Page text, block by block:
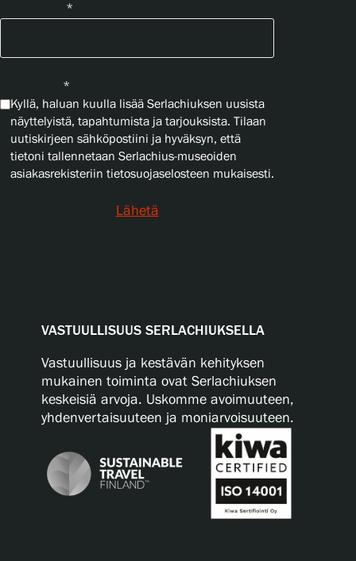
*
*
Kyllä, haluan kuulla lisää Serlachiuksen uusista
näyttelyistä, tapahtumista ja tarjouksista. Tilaan
uutiskirjeen sähköpostiini ja hyväksyn, että
tietoni tallennetaan Serlachius-museoiden
asiakasrekisteriin tietosuojaselosteen mukaisesti.
Lähetä
VASTUULLISUUS SERLACHIUKSELLA
Vastuullisuus ja kestävän kehityksen
mukainen toiminta ovat Serlachiuksen
keskeisiä arvoja. Uskomme avoimuuteen,
yhdenvertaisuuteen ja moniarvoisuuteen.